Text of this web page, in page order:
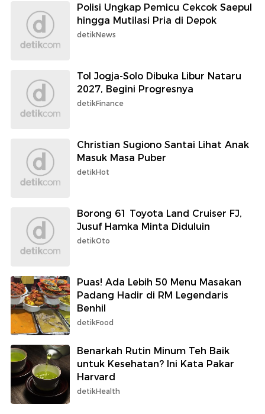
Polisi Ungkap Pemicu Cekcok Saepul
hingga Mutilasi Pria di Depok
detikNews
Tol Jogja-Solo Dibuka Libur Nataru
2027, Begini Progresnya
detikFinance
Christian Sugiono Santai Lihat Anak
Masuk Masa Puber
detikHot
Borong 61 Toyota Land Cruiser FJ,
Jusuf Hamka Minta Diduluin
detikOto
Puas! Ada Lebih 50 Menu Masakan
Padang Hadir di RM Legendaris
Benhil
detikFood
Benarkah Rutin Minum Teh Baik
untuk Kesehatan? Ini Kata Pakar
Harvard
detikHealth